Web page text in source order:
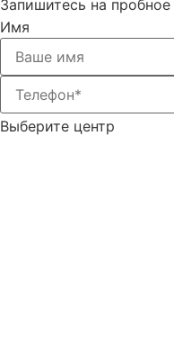
Запишитесь на пробное
Имя
Выберите центр